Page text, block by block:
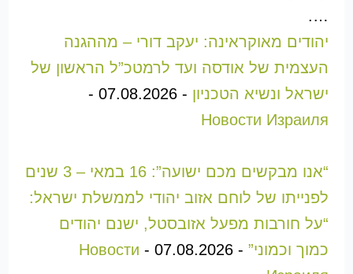
….
יהודים מאוקראינה: יעקב דורי – מההגנה
העצמית של אודסה ועד לרמטכ”ל הראשון של
ישראל ונשיא הטכניון -
07.08.2026
-
Новости Израиля
“אנו מבקשים מכם ישועה”: 16 במאי – 3 שנים
לפנייתו של לוחם אזוב יהודי לממשלת ישראל:
“על חורבות מפעל אזובסטל, ישנם יהודים
כמוך וכמוני”-
07.08.2026
-
Новости